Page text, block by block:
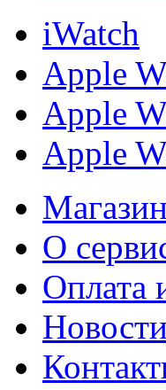
iWatch
Apple
Apple
Apple
Магазин
О
Оплата
Новости